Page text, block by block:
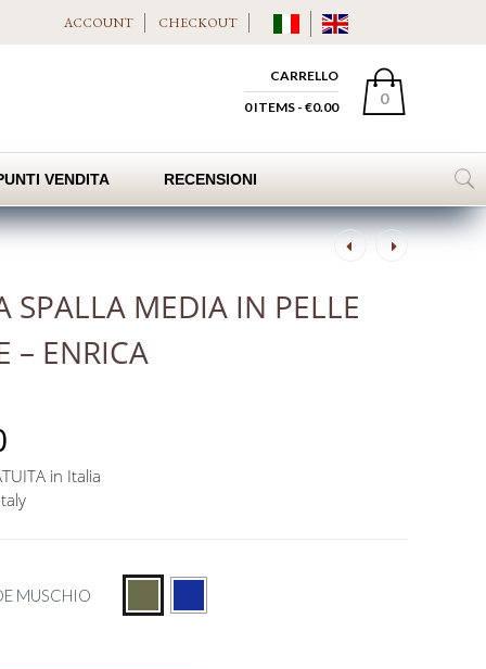
ACCOUNT CHECKOUT
CARRELLO
0
0 ITEMS - €0.00
VENDITA RECENSIONI
Post
SPALLA MEDIA IN PELLE
– ENRICA
in Italia
MUSCHIO